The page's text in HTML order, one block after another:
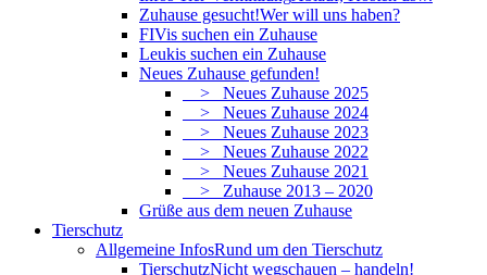
Zuhause gesucht!Wer will uns haben?
FIVis suchen ein Zuhause
Leukis suchen ein Zuhause
Neues Zuhause gefunden!
> Neues Zuhause 2025
> Neues Zuhause 2024
> Neues Zuhause 2023
> Neues Zuhause 2022
> Neues Zuhause 2021
> Zuhause 2013 – 2020
Grüße aus dem neuen Zuhause
Tierschutz
Allgemeine InfosRund um den Tierschutz
TierschutzNicht wegschauen – handeln!